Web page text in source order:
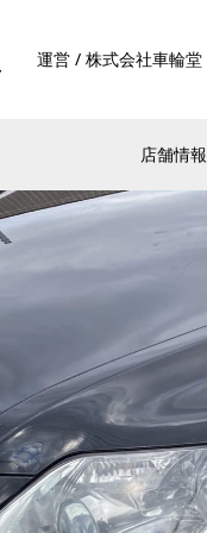
運営 / 株式会社車輪堂
店舗情報